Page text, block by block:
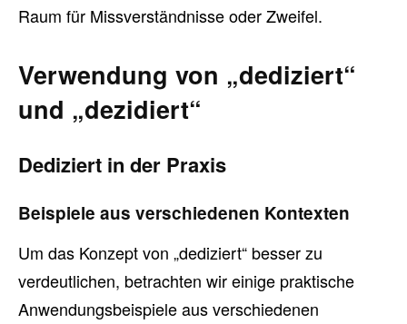
Raum für Missverständnisse oder Zweifel.
Verwendung von „dediziert“
und „dezidiert“
Dediziert in der Praxis
Beispiele aus verschiedenen Kontexten
Um das Konzept von „dediziert“ besser zu
verdeutlichen, betrachten wir einige praktische
Anwendungsbeispiele aus verschiedenen